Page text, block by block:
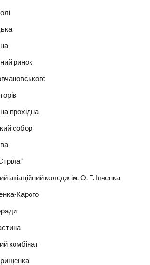
ринок
прохідна
собор
авіаційний коледж ім. О. Г. Івченка
Карого
комбінат